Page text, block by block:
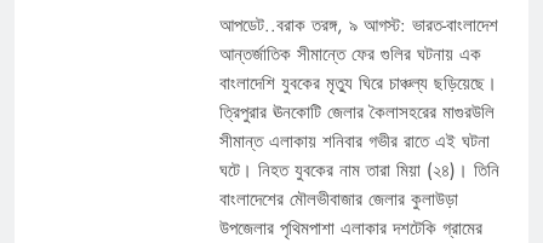
আপডেট..বরাক তরঙ্গ, ৯ আগস্ট: ভারত-বাংলাদেশ
আন্তর্জাতিক সীমান্তে ফের গুলির ঘটনায় এক
বাংলাদেশি যুবকের মৃত্যু ঘিরে চাঞ্চল্য ছড়িয়েছে।
ত্রিপুরার ঊনকোটি জেলার কৈলাসহরের মাগুরউলি
সীমান্ত এলাকায় শনিবার গভীর রাতে এই ঘটনা
ঘটে। নিহত যুবকের নাম তারা মিয়া (২৪)। তিনি
বাংলাদেশের মৌলভীবাজার জেলার কুলাউড়া
উপজেলার পৃথিমপাশা এলাকার দশটেকি গ্রামের